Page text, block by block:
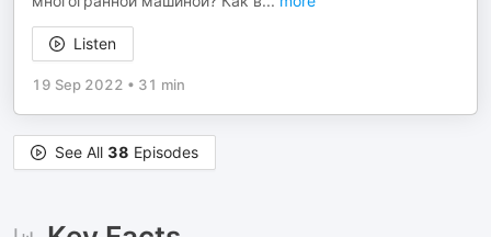
Listen
19 Sep 2022 • 31 min
See All 38 Episodes